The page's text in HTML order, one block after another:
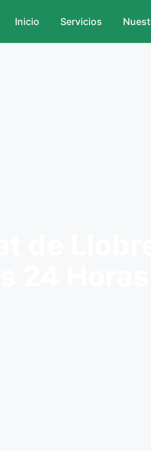
Inicio Servicios